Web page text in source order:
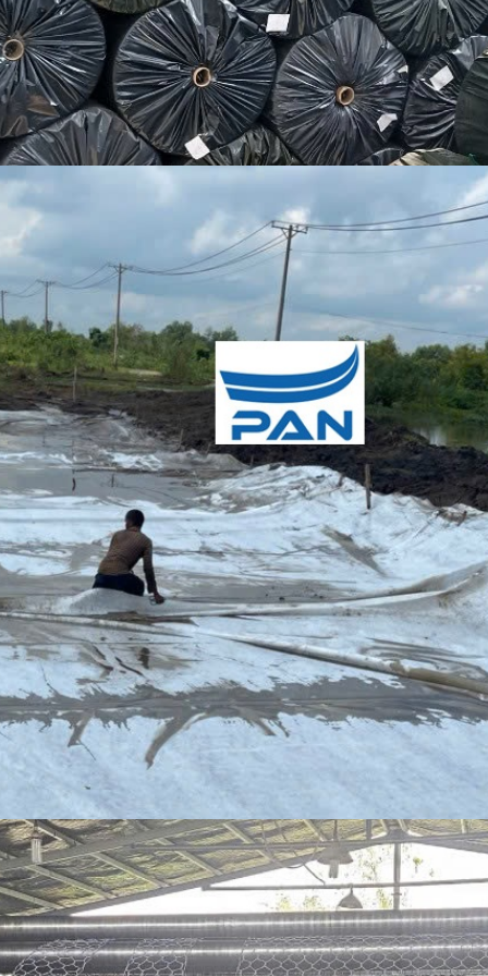
KỸ THUẬT DỆT PP 60
địa kỹ thuật dệt PP 60 (bạt địa
địa kỹ thuật dệt PP 60 […]
VẢI ĐỊA KỸ THUẬT
Đặc tính kỹ thuật cơ bản của
Tính chất chung – Vải địa